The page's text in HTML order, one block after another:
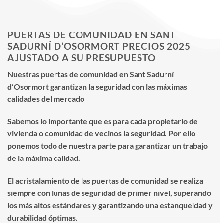
PUERTAS DE COMUNIDAD EN SANT
SADURNÍ D’OSORMORT PRECIOS 2025
AJUSTADO A SU PRESUPUESTO
Nuestras puertas de comunidad en Sant Sadurní
d’Osormort garantizan la seguridad con las máximas
calidades del mercado
Sabemos lo importante que es para cada propietario de
vivienda o comunidad de vecinos la seguridad. Por ello
ponemos todo de nuestra parte para garantizar un trabajo
de la máxima calidad.
El acristalamiento de las puertas de comunidad se realiza
siempre con lunas de seguridad de primer nivel, superando
los más altos estándares y garantizando una estanqueidad y
durabilidad óptimas.